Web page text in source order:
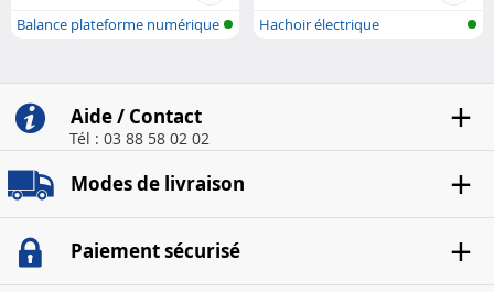
Balance plateforme numérique
Hachoir électrique
Aide / Contact
Tél : 03 88 58 02 02
Modes de livraison
Paiement sécurisé